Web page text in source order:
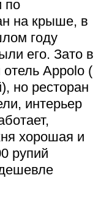
по
на крыше, в
году
его. Зато в
Appolo (
но ресторан
интерьер
хорошая и
рупий